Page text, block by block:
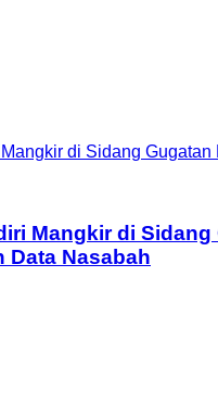
di Sidang Gugatan
Mangkir di Sidang
Data Nasabah